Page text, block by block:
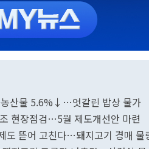
산물 5.6%↓…엇갈린 밥상 물가
현장점검…5월 제도개선안 마련
도 뜯어 고친다…돼지고기 경매 물